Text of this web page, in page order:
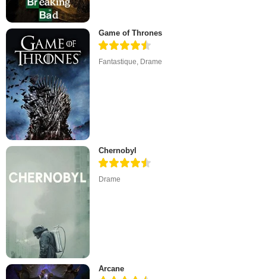
Game of Thrones
Fantastique, Drame
Chernobyl
Drame
Arcane